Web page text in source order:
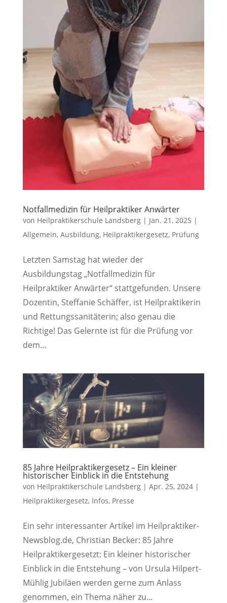
Notfallmedizin für Heilpraktiker Anwärter
von Heilpraktikerschule Landsberg| Jan. 21, 2025 |
Allgemein, Ausbildung, Heilpraktikergesetz, Prüfung
Letzten Samstag hat wieder der
Ausbildungstag „Notfallmedizin für
Heilpraktiker Anwärter“ stattgefunden. Unsere
Dozentin, Steffanie Schäffer, ist Heilpraktikerin
und Rettungssanitäterin; also genau die
Richtige! Das Gelernte ist für die Prüfung vor
dem...
85 Jahre Heilpraktikergesetz – Ein kleiner
historischer Einblick in die Entstehung
von Heilpraktikerschule Landsberg| Apr. 25, 2024|
Heilpraktikergesetz, Infos, Presse
Ein sehr interessanter Artikel im Heilpraktiker-
Newsblog.de, Christian Becker: 85 Jahre
Heilpraktikergesetzt: Ein kleiner historischer
Einblick in die Entstehung – von Ursula Hilpert-
Mühlig Jubiläen werden gerne zum Anlass
genommen, ein Thema näher zu...